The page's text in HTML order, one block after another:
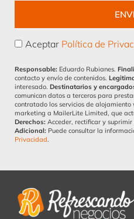
Acepto
Política
de
Privacidad
Aceptar Política de
Responsable: Eduardo Rubianes.
contacto y envío de contenidos.
interesado. Destinatarios y
comunican datos a terceros para
contratado los servicios de
marketing a MailerLite Limited, que
Derechos: Acceder, rectificar y suprimir
Adicional: Puede consultar la
Privacidad.